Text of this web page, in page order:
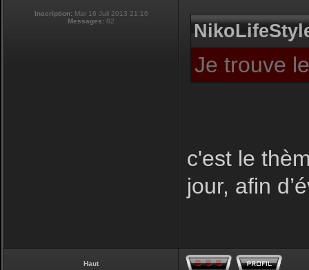
Inscription: Mar 16 Juil 2013 21:16
Messages: 82
Je trouve
c'est le
jour, afin
Haut